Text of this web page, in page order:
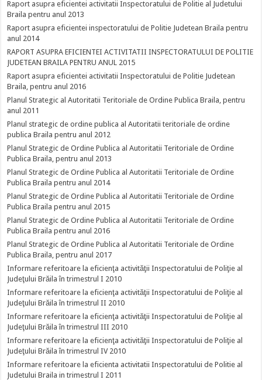
Raport asupra eficientei activitatii Inspectoratului de Politie al Judetului
Braila pentru anul 2013
Raport asupra eficientei inspectoratului de Politie Judetean Braila pentru
anul 2014
RAPORT ASUPRA EFICIENTEI ACTIVITATII INSPECTORATULUI DE POLITIE
JUDETEAN BRAILA PENTRU ANUL 2015
Raport asupra eficientei activitatii Inspectoratului de Politie Judetean
Braila, pentru anul 2016
Planul Strategic al Autoritatii Teritoriale de Ordine Publica Braila, pentru
anul 2011
Planul strategic de ordine publica al Autoritatii teritoriale de ordine
publica Braila pentru anul 2012
Planul Strategic de Ordine Publica al Autoritatii Teritoriale de Ordine
Publica Braila, pentru anul 2013
Planul Strategic de Ordine Publica al Autoritatii Teritoriale de Ordine
Publica Braila pentru anul 2014
Planul Strategic de Ordine Publica al Autoritatii Teritoriale de Ordine
Publica Braila pentru anul 2015
Planul Strategic de Ordine Publica al Autoritatii Teritoriale de Ordine
Publica Braila pentru anul 2016
Planul Strategic de Ordine Publica al Autoritatii Teritoriale de Ordine
Publica Braila, pentru anul 2017
Informare referitoare la eficienţa activităţii Inspectoratului de Poliţie al
Judeţului Brăila în trimestrul I 2010
Informare referitoare la eficienţa activităţii Inspectoratului de Poliţie al
Judeţului Brăila în trimestrul II 2010
Informare referitoare la eficienţa activităţii Inspectoratului de Poliţie al
Judeţului Brăila în trimestrul III 2010
Informare referitoare la eficienţa activităţii Inspectoratului de Poliţie al
Judeţului Brăila în trimestrul IV 2010
Informare referitoare la eficienta activitatii Inspectoratului de Politie al
Judetului Braila in trimestrul I 2011